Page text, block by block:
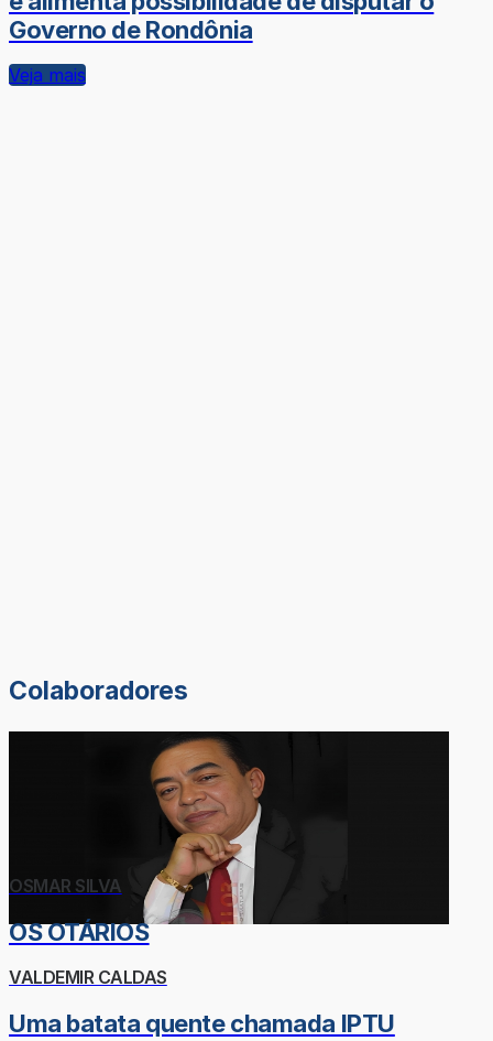
Governo de Rondônia
Veja mais
Colaboradores
OSMAR SILVA
OS OTÁRIOS
VALDEMIR CALDAS
Uma batata quente chamada IPTU